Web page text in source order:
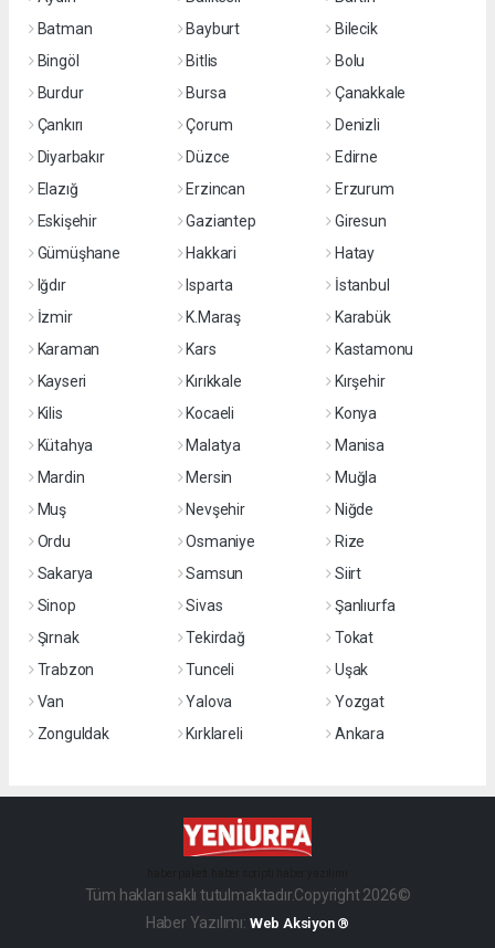
Batman
Bayburt
Bilecik
Bingöl
Bitlis
Bolu
Burdur
Bursa
Çanakkale
Çankırı
Çorum
Denizli
Diyarbakır
Düzce
Edirne
Elazığ
Erzincan
Erzurum
Eskişehir
Gaziantep
Giresun
Gümüşhane
Hakkari
Hatay
Iğdır
Isparta
İstanbul
İzmir
K.Maraş
Karabük
Karaman
Kars
Kastamonu
Kayseri
Kırıkkale
Kırşehir
Kilis
Kocaeli
Konya
Kütahya
Malatya
Manisa
Mardin
Mersin
Muğla
Muş
Nevşehir
Niğde
Ordu
Osmaniye
Rize
Sakarya
Samsun
Siirt
Sinop
Sivas
Şanlıurfa
Şırnak
Tekirdağ
Tokat
Trabzon
Tunceli
Uşak
Van
Yalova
Yozgat
Zonguldak
Kırklareli Ankara
Tüm hakları saklı tutulmaktadır.Copyright 2026©
Haber Yazılımı: Web Aksiyon ®